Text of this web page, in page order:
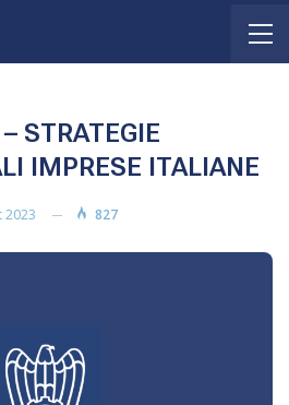
STRATEGIE
IMPRESE ITALIANE
2023 827